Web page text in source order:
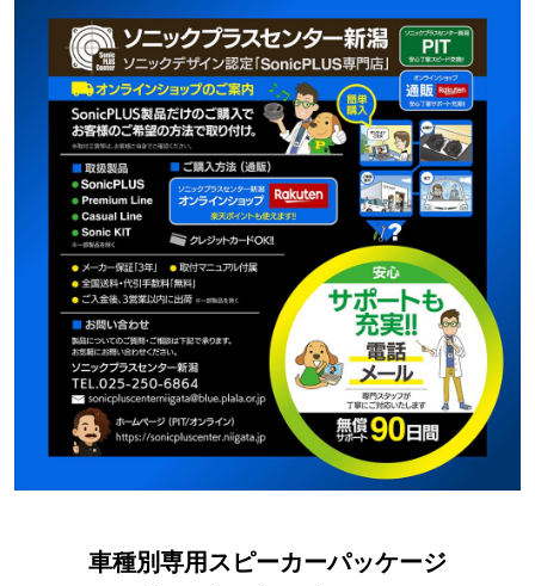
車種別専用スピーカーパッケージ